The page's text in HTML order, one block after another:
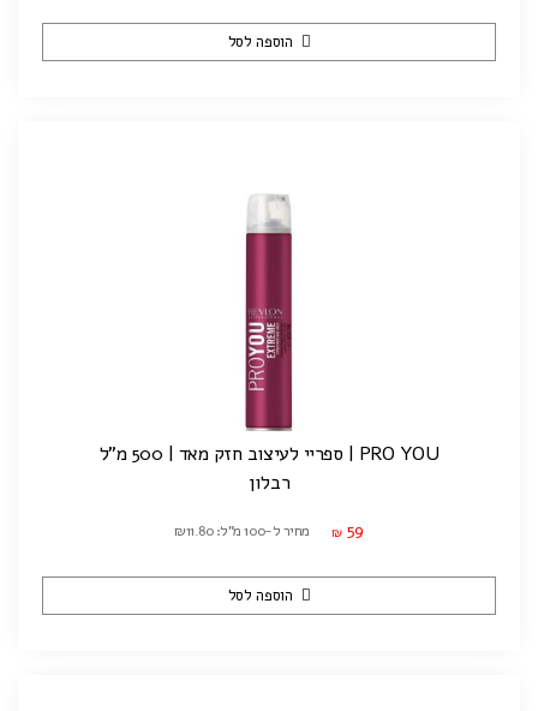
הוספה לסל
PRO YOU | ספריי לעיצוב חזק מאד | 500 מ"ל
רבלון
₪ 59 מחיר ל-100 מ"ל: ₪11.80
הוספה לסל